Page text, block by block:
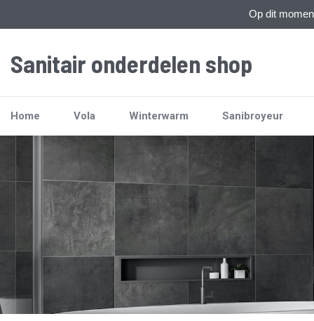
Op dit
Sanitair onderdelen shop
Home Vola Winterwarm Sanibroyeur